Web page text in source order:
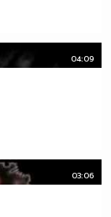
04:09
03:06